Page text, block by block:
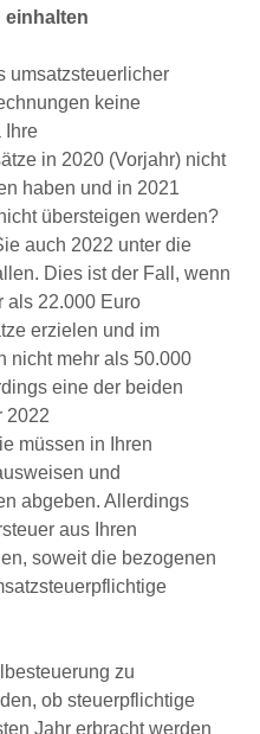
einhalten
umsatzsteuerlicher
keine
Ihre
in 2020 (Vorjahr) nicht
haben und in 2021
übersteigen werden?
auch 2022 unter die
Dies ist der Fall, wenn
als 22.000 Euro
erzielen und im
nicht mehr als 50.000
eine der beiden
2022
müssen in Ihren
und
abgeben. Allerdings
aus Ihren
soweit die bezogenen
zu
ob steuerpflichtige
Jahr erbracht werden